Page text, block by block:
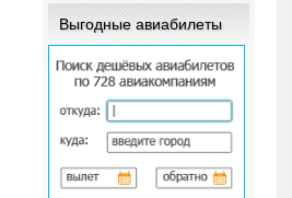
Выгодные авиабилеты